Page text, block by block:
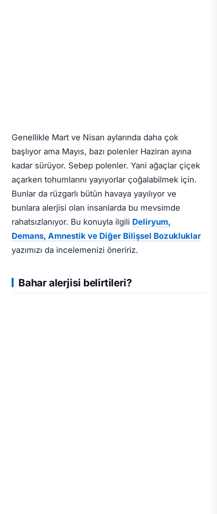
Genellikle Mart ve Nisan aylarında daha çok
başlıyor ama Mayıs, bazı polenler Haziran ayına
kadar sürüyor. Sebep polenler. Yani ağaçlar çiçek
açarken tohumlarını yayıyorlar çoğalabilmek için.
Bunlar da rüzgarlı bütün havaya yayılıyor ve
bunlara alerjisi olan insanlarda bu mevsimde
rahatsızlanıyor. Bu konuyla ilgili Deliryum,
Demans, Amnestik ve Diğer Bilişsel Bozukluklar
yazımızı da incelemenizi öneririz.
Bahar alerjisi belirtileri?